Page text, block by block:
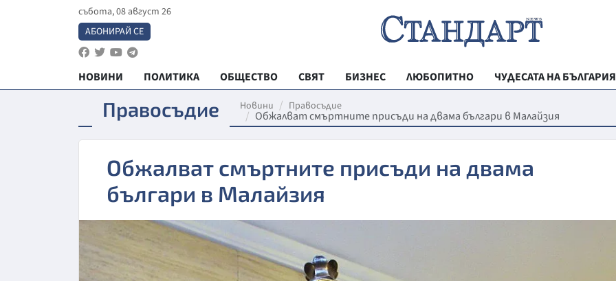
събота, 08 август 26
АБОНИРАЙ СЕ
НОВИНИ ПОЛИТИКА ОБЩЕСТВО СВЯТ БИЗНЕС ЛЮБОПИТНО
ЧУДЕСАТА НА БЪЛГАРИЯ
ВЕСТНИК
Правосъдие Новини Правосъдие
Обжалват смъртните присъди на двама българи в Малайзия
Обжалват смъртните присъди на двама
българи в Малайзия